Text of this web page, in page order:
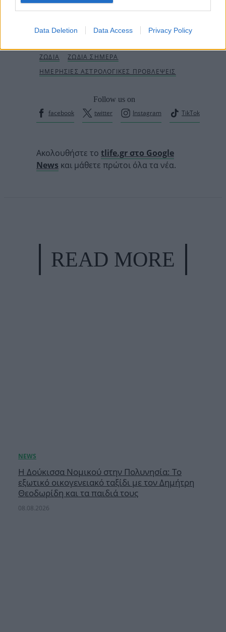
Data Deletion Data Access Privacy Policy
Follow us on
facebook
twitter Instagram TikTok
Ακολουθήστε το tlife.gr στο Google
News και μάθετε πρώτοι όλα τα νέα.
READ MORE
Η Δούκισσα Νομικού στην Πολυνησία: Το
εξωτικό οικογενειακό ταξίδι με τον Δημήτρη
Θεοδωρίδη και τα παιδιά τους
08.08.2026